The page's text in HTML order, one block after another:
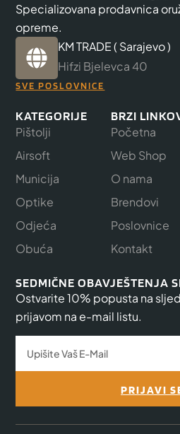
Specializovana prodavnica
opreme.
KM TRADE ( Sarajevo )
Hifzi Bjelevca 40
SVE POSLOVNICE
KATEGORIJE
Pištolji
Airsoft
Municija
Optike
Odjeća
Obuća
BRZI
Početna
Web Shop
O nama
Brendovi
Poslovnice
Kontakt
SEDMIČNE OBAVJEŠTENJA
Ostvarite 10% popusta na
prijavom na e-mail listu.
PRIJAVI